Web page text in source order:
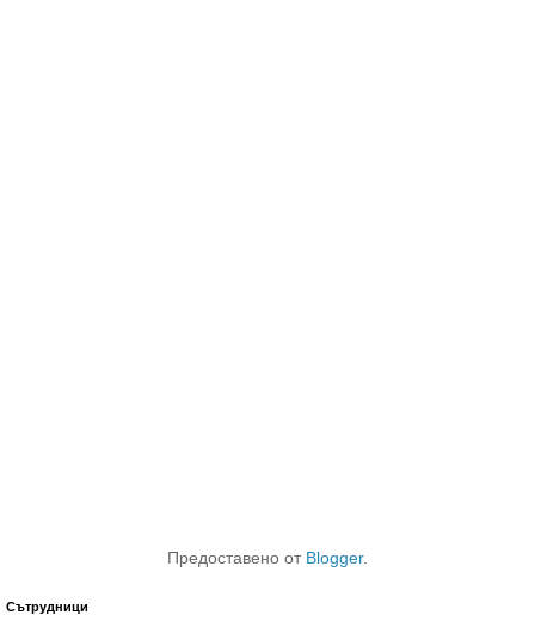
Предоставено от Blogger.
Сътрудници